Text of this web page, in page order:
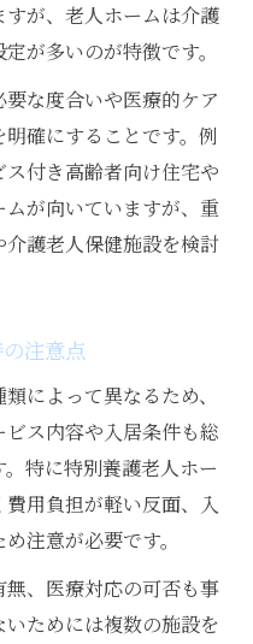
が、老人ホームは介護
が多いのが特徴です。
な度合いや医療的ケア
確にすることです。例
付き高齢者向け住宅や
が向いていますが、重
護老人保健施設を検討
注意点
によって異なるため、
ス内容や入居条件も総
特に特別養護老人ホー
用負担が軽い反面、入
注意が必要です。
、医療対応の可否も事
ためには複数の施設を